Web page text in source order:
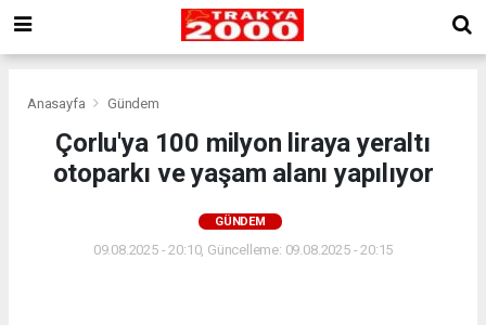
Anasayfa Gündem
Çorlu'ya 100 milyon liraya yeraltı
otoparkı ve yaşam alanı yapılıyor
GÜNDEM
09.08.2025 - 20:10, Güncelleme: 09.08.2025 - 20:15